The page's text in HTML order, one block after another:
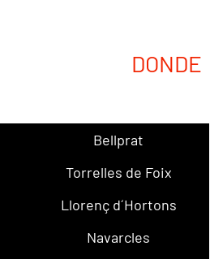
DONDE
Bellprat
Torrelles de Foix
Llorenç d´Hortons
Navarcles